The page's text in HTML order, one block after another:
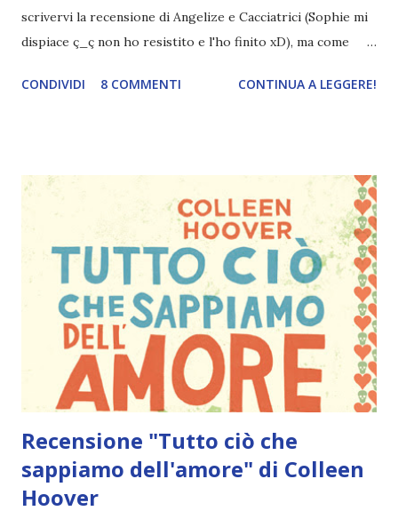
scrivervi la recensione di Angelize e Cacciatrici (Sophie mi
dispiace ç_ç non ho resistito e l'ho finito xD), ma come
compiuto mi scoccia XD "Vorrei poterti dire cos'è
accaduto e non dovresti mai farlo. Mai. Non trovare
scusanti per me, Sky." Si piega in avanti e mi da un leggero
bacio, e poi prosegue. "Mi sono detto che era meglio starti
lontano e lasciare che restassi arrabbiata con me, perché
so di avere tanti problemi che non sono ancora pronto a
condividere. E ci ho provato, ma non ci riesco. Non sono
ancora abbastanza forte da combattere quello che c'è stato
fra di noi, qualsiasi cosa sia. E ieri, ...
CONDIVIDI 8 COMMENTI CONTINUA A LEGGERE!
Recensione "Tutto ciò che
sappiamo dell'amore" di Colleen
Hoover